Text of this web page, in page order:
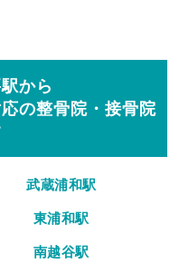
から
の整骨院・接骨院
武蔵浦和駅
東浦和駅
南越谷駅